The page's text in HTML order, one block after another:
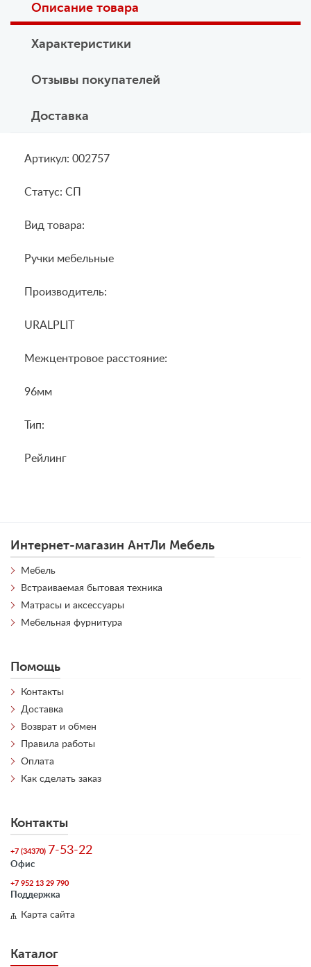
Описание товара
Характеристики
Отзывы покупателей
Доставка
Артикул: 002757
Статус: СП
Вид товара:
Ручки мебельные
Производитель:
URALPLIT
Межцентровое расстояние:
96мм
Тип:
Рейлинг
Интернет-магазин АнтЛи Мебель
Мебель
Встраиваемая бытовая техника
Матрасы и аксессуары
Мебельная фурнитура
Помощь
Контакты
Доставка
Возврат и обмен
Правила работы
Оплата
Как сделать заказ
Контакты
+7 (34370) 7-53-22
Офис
+7 952 13 29 790
Поддержка
Карта сайта
Каталог